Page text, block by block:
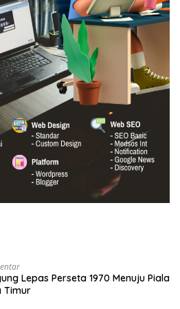
Lepas Perseta 1970 Menuju Piala
Timur